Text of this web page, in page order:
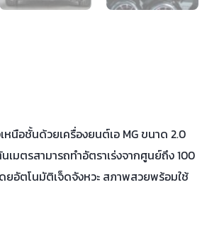
หนือชั้นด้วยเครื่องยนต์เอ MG ขนาด 2.0
มตรสามารถทำอัตราเร่งจากศูนย์ถึง 100
ยอัตโนมัติเจ็ดจังหวะ สภาพสวยพร้อมใช้